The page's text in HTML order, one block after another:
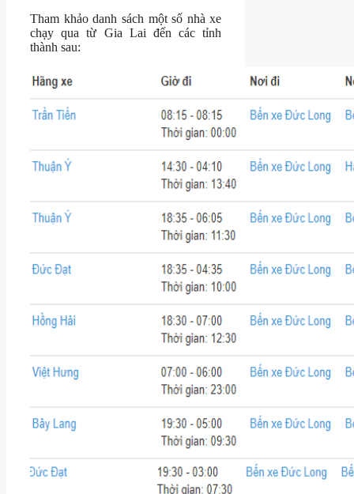
Tham khảo danh sách một số nhà xe
chạy qua từ Gia Lai đến các tỉnh
thành sau: